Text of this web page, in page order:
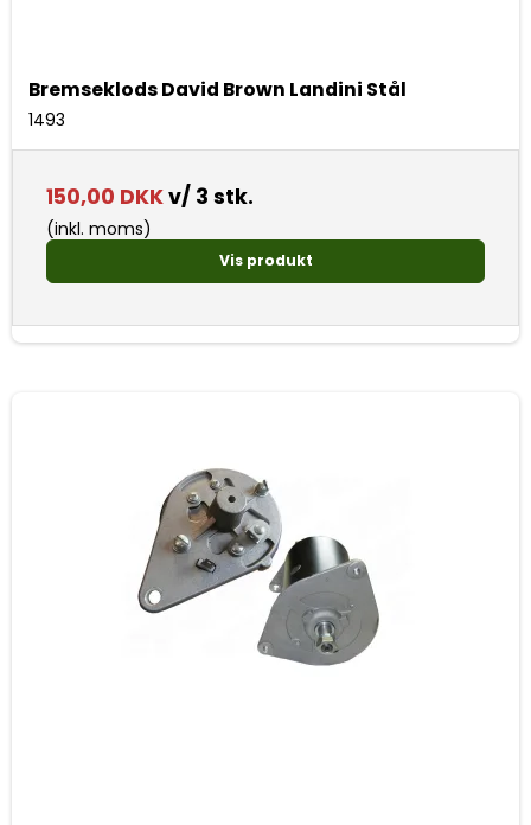
Bremseklods David Brown Landini Stål
1493
150,00 DKKv/ 3 stk.
(inkl. moms)
Vis produkt